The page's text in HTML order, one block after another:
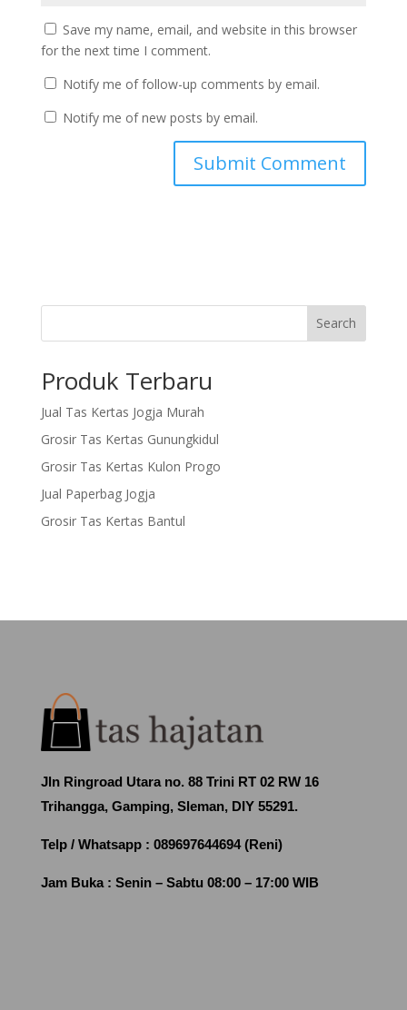
Save my name, email, and website in this browser
for the next time I comment.
Notify me of follow-up comments by email.
Notify me of new posts by email.
Search
Produk Terbaru
Jual Tas Kertas Jogja Murah
Grosir Tas Kertas Gunungkidul
Grosir Tas Kertas Kulon Progo
Jual Paperbag Jogja
Grosir Tas Kertas Bantul
Jln Ringroad Utara no. 88 Trini RT 02 RW 16
Trihangga, Gamping, Sleman, DIY 55291.
Telp / Whatsapp : 089697644694 (Reni)
Jam Buka : Senin – Sabtu 08:00 – 17:00 WIB